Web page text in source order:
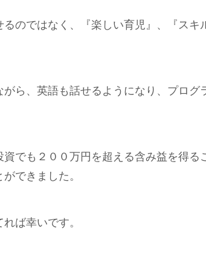
のではなく、『楽しい育児』、『スキ
ら、英語も話せるようになり、プログ
資でも２００万円を超える含み益を得る
できました。
ば幸いです。